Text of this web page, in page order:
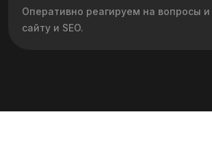
Оперативно реагируем на вопросы
сайту и SEO.